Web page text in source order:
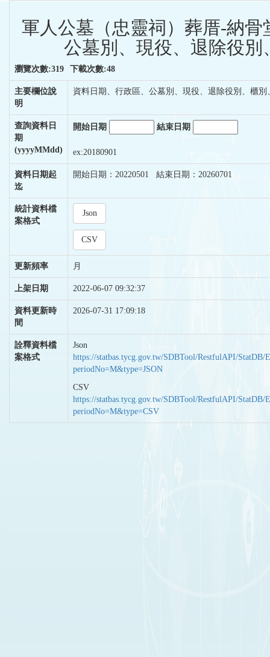
軍人公墓（忠靈祠）葬厝-納骨
公墓別、現役、退除役別
瀏覽次數:319 下載次數:48
主要欄位說
明
資料日期、行政區、公墓別、現役、退除役別、櫃別
查詢資料日
期
(yyyyMMdd)
開始日期 結束日期
ex:20180901
資料日期起
迄
開始日期：20220501 結束日期：20260701
統計資料檔
案格式
Json
CSV
更新頻率 月
上架日期 2022-06-07 09:32:37
資料更新時
間
2026-07-31 17:09:18
詮釋資料檔
案格式
Json
https://statbas.tycg.gov.tw/SDBTool/RestfulAPI/StatDB/
periodNo=M&type=JSON
CSV
https://statbas.tycg.gov.tw/SDBTool/RestfulAPI/StatDB/
periodNo=M&type=CSV